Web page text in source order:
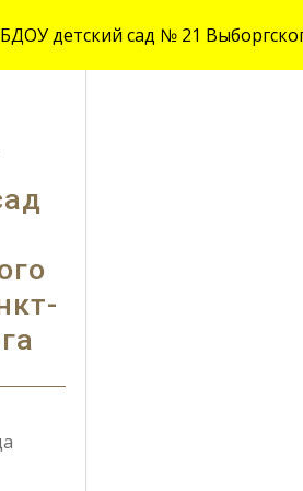
детский сад № 21